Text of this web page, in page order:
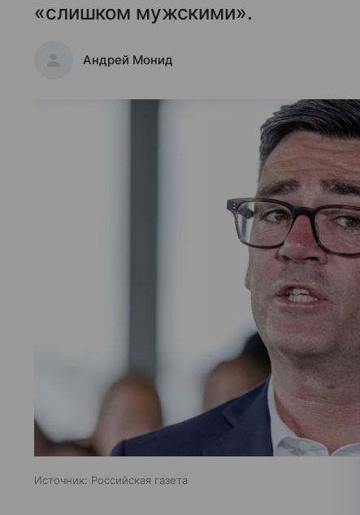
«слишком мужскими».
Андрей Монид
Источник: Российская газета